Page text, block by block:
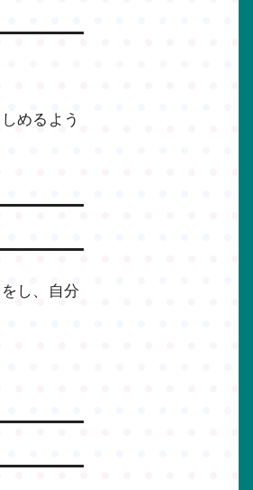
めるよう
し、自分